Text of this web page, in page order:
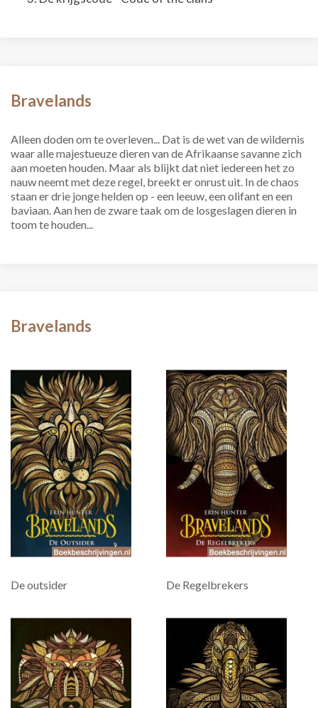
Bravelands
Alleen doden om te overleven... Dat is de wet van de wildernis
waar alle majestueuze dieren van de Afrikaanse savanne zich
aan moeten houden. Maar als blijkt dat niet iedereen het zo
nauw neemt met deze regel, breekt er onrust uit. In de chaos
staan er drie jonge helden op - een leeuw, een olifant en een
baviaan. Aan hen de zware taak om de losgeslagen dieren in
toom te houden...
Bravelands
De outsider De Regelbrekers